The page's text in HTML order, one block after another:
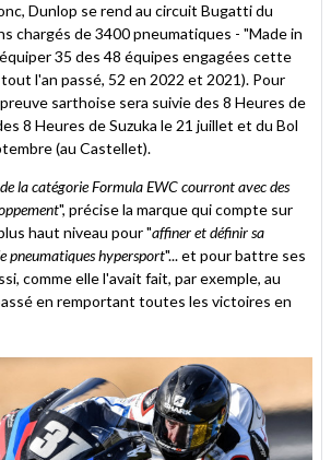
Dunlop se rend au circuit Bugatti du
chargés de 3400 pneumatiques - "Made in
35 des 48 équipes engagées cette
l'an passé, 52 en 2022 et 2021). Pour
sarthoise sera suivie des 8 Heures de
8 Heures de Suzuka le 21 juillet et du Bol
(au Castellet).
la catégorie Formula EWC courront avec des
", précise la marque qui compte sur
haut niveau pour "affiner et définir sa
pneumatiques hypersport"... et pour battre ses
comme elle l'avait fait, par exemple, au
en remportant toutes les victoires en